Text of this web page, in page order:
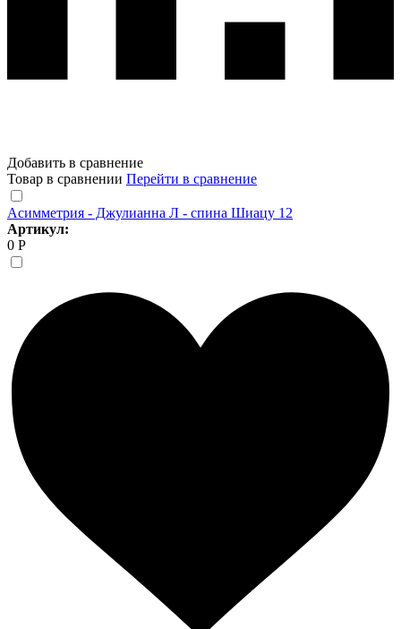
Добавить в сравнение
Товар в сравнении Перейти в сравнение
Асимметрия - Джулианна Л - спина Шиацу 12
Артикул:
0 Р